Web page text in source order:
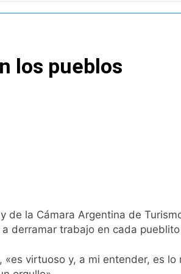
como «delincuentes anarquistas»
más bajas de la semana
mínimas cercanas a 1°C
los pueblos
de la Cámara Argentina de
derramar trabajo en cada
virtuoso y, a mi entender, es lo